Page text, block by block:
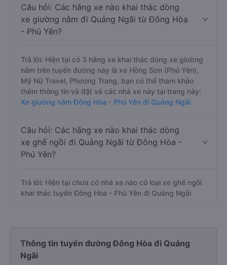
Câu hỏi: Các hãng xe nào khai thác dòng
xe giường nằm đi Quảng Ngãi từ Đông Hòa
- Phú Yên?
Trả lời: Hiện tại có 3 hãng xe khai thác dòng xe giường
nằm trên tuyến đường này là xe Hồng Sơn (Phú Yên),
Mỹ Nữ Travel, Phương Trang, bạn có thể tham khảo
thêm thông tin và đặt vé các nhà xe này tại trang này:
Xe giường nằm Đông Hòa - Phú Yên đi Quảng Ngãi
Câu hỏi: Các hãng xe nào khai thác dòng
xe ghế ngồi đi Quảng Ngãi từ Đông Hòa -
Phú Yên?
Trả lời: Hiện tại chưa có nhà xe nào có loại xe ghế ngồi
khai thác tuyến Đông Hòa - Phú Yên đi Quảng Ngãi
Thông tin tuyến đường Đông Hòa đi Quảng
Ngãi